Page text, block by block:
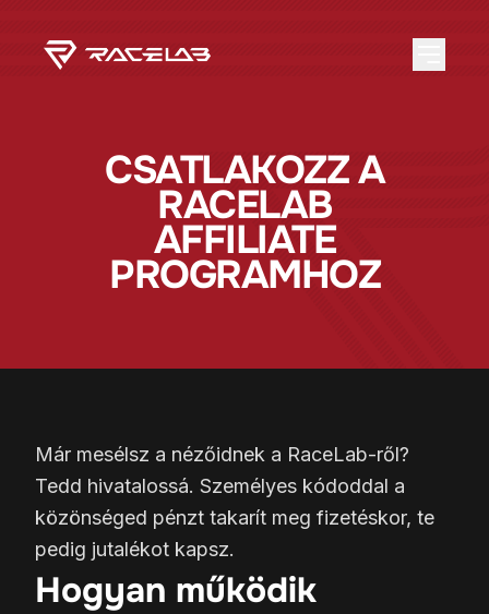
CSATLAKOZZ A
RACELAB
AFFILIATE
PROGRAMHOZ
Már mesélsz a nézőidnek a RaceLab-ről?
Tedd hivatalossá. Személyes kódoddal a
közönséged pénzt takarít meg fizetéskor, te
pedig jutalékot kapsz.
Hogyan működik